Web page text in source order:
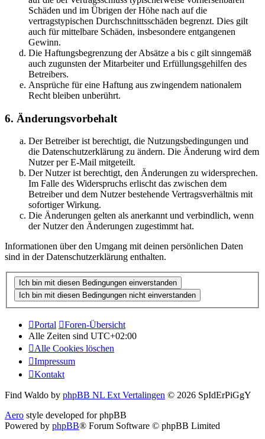
Schäden und im Übrigen der Höhe nach auf die
vertragstypischen Durchschnittsschäden begrenzt. Dies gilt
auch für mittelbare Schäden, insbesondere entgangenen
Gewinn.
Die Haftungsbegrenzung der Absätze a bis c gilt sinngemäß
auch zugunsten der Mitarbeiter und Erfüllungsgehilfen des
Betreibers.
Ansprüche für eine Haftung aus zwingendem nationalem
Recht bleiben unberührt.
6. Änderungsvorbehalt
Der Betreiber ist berechtigt, die Nutzungsbedingungen und
die Datenschutzerklärung zu ändern. Die Änderung wird dem
Nutzer per E-Mail mitgeteilt.
Der Nutzer ist berechtigt, den Änderungen zu widersprechen.
Im Falle des Widerspruchs erlischt das zwischen dem
Betreiber und dem Nutzer bestehende Vertragsverhältnis mit
sofortiger Wirkung.
Die Änderungen gelten als anerkannt und verbindlich, wenn
der Nutzer den Änderungen zugestimmt hat.
Informationen über den Umgang mit deinen persönlichen Daten
sind in der Datenschutzerklärung enthalten.
Portal
Foren-Übersicht
Alle Zeiten sind UTC+02:00
Alle Cookies löschen
Impressum
Kontakt
Find Waldo by phpBB NL Ext Vertalingen © 2026 SpIdErPiGgY
Aero style developed for phpBB
Powered by phpBB® Forum Software © phpBB Limited